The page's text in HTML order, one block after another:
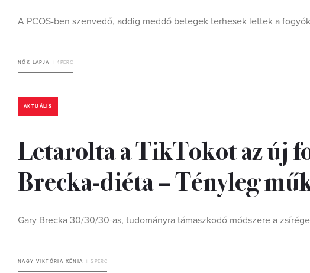
A PCOS-ben szenvedő, addig meddő betegek terhesek lettek a
NŐK LAPJA 4 PERC
AKTUÁLIS
Letarolta a TikTokot az új
Brecka-diéta – Tényleg
Gary Brecka 30/30/30-as, tudományra támaszkodó módszere a
NAGY VIKTÓRIA XÉNIA 5 PERC